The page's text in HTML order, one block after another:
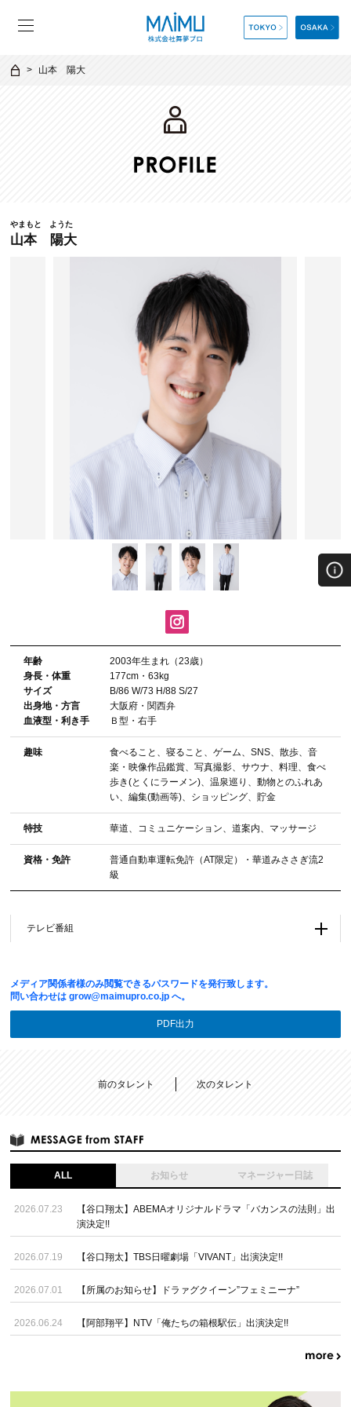
山本 陽大
やまもと ようた
山本 陽大
年齢
2003年⽣まれ（23歳）
⾝⻑・体重
177cm・63kg
サイズ
B/86 W/73 H/88 S/27
出⾝地・⽅⾔
大阪府・関西弁
血液型・利き⼿
Ｂ型・右手
趣味
食べること、寝ること、ゲーム、SNS、散歩、音
楽・映像作品鑑賞、写真撮影、サウナ、料理、食べ
歩き(とくにラーメン)、温泉巡り、動物とのふれあ
い、編集(動画等)、ショッピング、貯金
特技 華道、コミュニケーション、道案内、マッサージ
資格・免許
普通自動車運転免許（AT限定）・華道みささぎ流2
級
テレビ番組
メディア関係者様のみ閲覧できるパスワードを発行致します。
問い合わせはgrow@maimupro.co.jp へ。
PDF出力
前のタレント 次のタレント
ALL お知らせ マネージャー日誌
2026.07.23
【谷口翔太】ABEMAオリジナルドラマ「バカンスの法則」出
演決定!!
2026.07.19 【谷口翔太】TBS日曜劇場「VIVANT」出演決定!!
2026.07.01 【所属のお知らせ】ドラァグクイーン”フェミニーナ”
2026.06.24 【阿部翔平】NTV「俺たちの箱根駅伝」出演決定!!